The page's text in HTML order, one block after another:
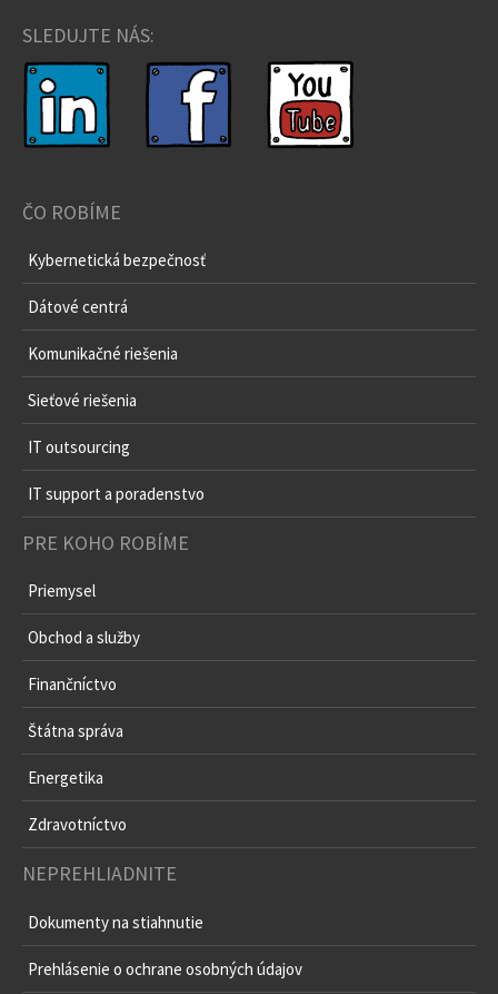
SLEDUJTE NÁS:
ČO ROBÍME
Kybernetická bezpečnosť
Dátové centrá
Komunikačné riešenia
Sieťové riešenia
IT outsourcing
IT support a poradenstvo
PRE KOHO ROBÍME
Priemysel
Obchod a služby
Finančníctvo
Štátna správa
Energetika
Zdravotníctvo
NEPREHLIADNITE
Dokumenty na stiahnutie
Prehlásenie o ochrane osobných údajov